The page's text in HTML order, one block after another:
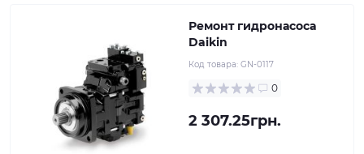
Ремонт гидронасоса
Daikin
Код товара: GN-0117
0
2 307.25грн.